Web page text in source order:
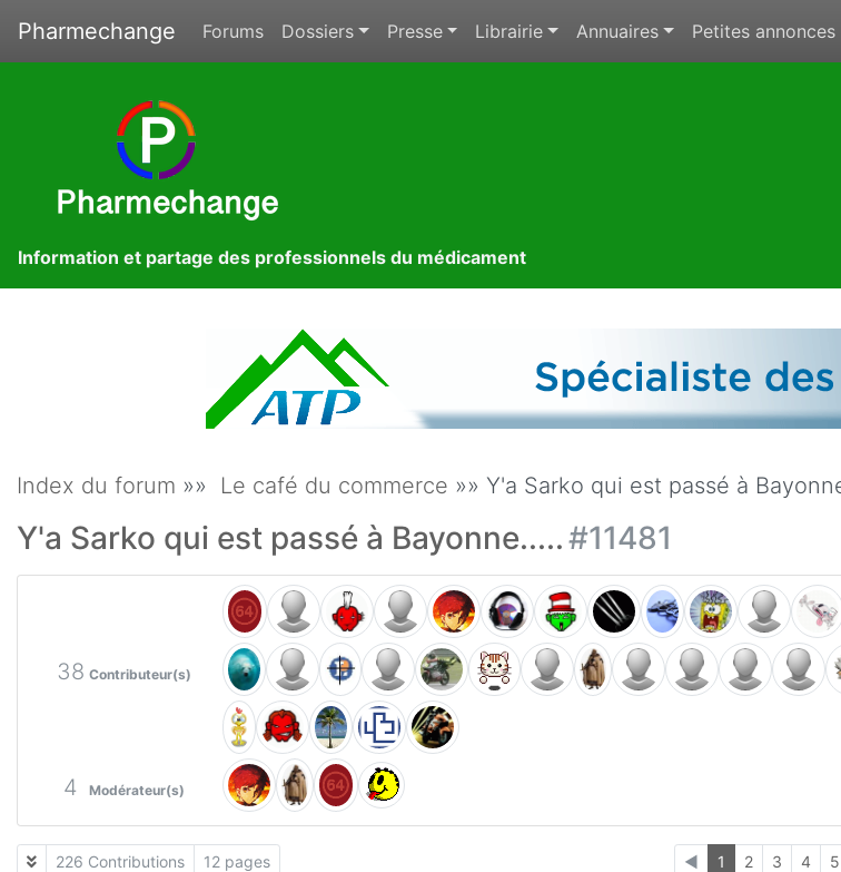
Pharmechange Forums Dossiers Presse Librairie Annuaires Petites annonces
Information et partage des professionnels du médicament
Index du forum »» Le café du commerce »» Y'a Sarko qui est passé à
Y'a Sarko qui est passé à Bayonne.....#11481
38 Contributeur(s)
4 Modérateur(s)
226 Contributions 12 pages ◄ 1 2 3 4 5